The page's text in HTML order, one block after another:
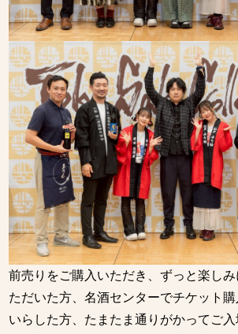
前売りをご購入いただき、ずっと楽し
ただいた方、名酒センターでチケット
いらした方、たまたま通りがかってご